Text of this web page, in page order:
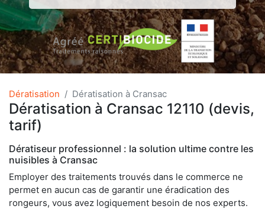
Dératisation Dératisation à Cransac
Dératisation à Cransac 12110 (devis,
tarif)
Dératiseur professionnel : la solution ultime contre les
nuisibles à Cransac
Employer des traitements trouvés dans le commerce ne
permet en aucun cas de garantir une éradication des
rongeurs, vous avez logiquement besoin de nos experts.